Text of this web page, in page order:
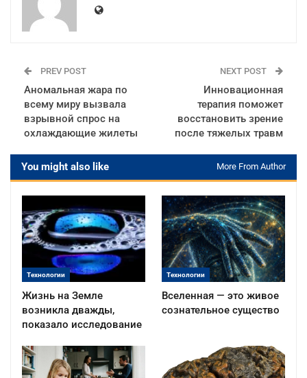
PREV POST
Аномальная жара по
всему миру вызвала
взрывной спрос на
охлаждающие жилеты
NEXT POST
Инновационная
терапия поможет
восстановить зрение
после тяжелых травм
You might also like More From Author
Технологии
Жизнь на Земле
возникла дважды,
показало исследование
Технологии
Вселенная — это живое
сознательное существо